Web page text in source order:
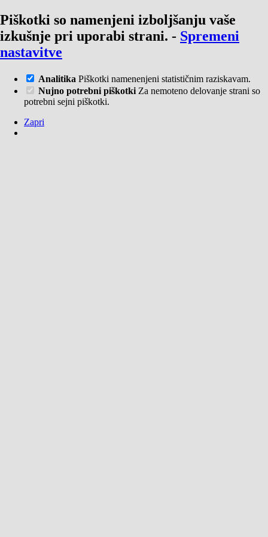
Piškotki so namenjeni izboljšanju vaše
izkušnje pri uporabi strani. - Spremeni
nastavitve
Analitika Piškotki namenenjeni statističnim raziskavam.
Nujno potrebni piškotki Za nemoteno delovanje strani so
potrebni sejni piškotki.
Zapri